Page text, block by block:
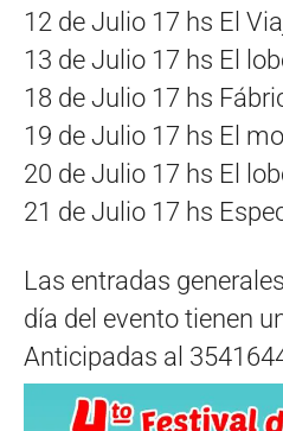
12 de Julio 17 hs El
13 de Julio 17 hs El
18 de Julio 17 hs
19 de Julio 17 hs El
20 de Julio 17 hs El
21 de Julio 17 hs
Las entradas
día del evento tienen
Anticipadas al